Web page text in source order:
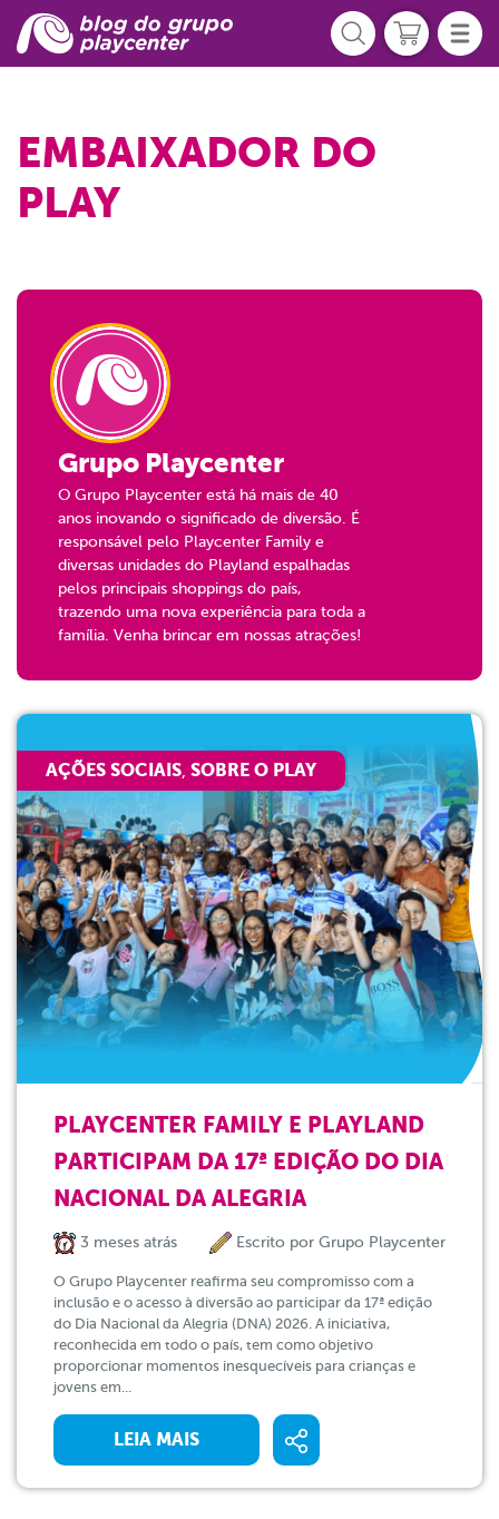
EMBAIXADOR DO
PLAY
Grupo Playcenter
O Grupo Playcenter está há mais de 40
anos inovando o significado de diversão. É
responsável pelo Playcenter Family e
diversas unidades do Playland espalhadas
pelos principais shoppings do país,
trazendo uma nova experiência para toda a
família. Venha brincar em nossas atrações!
AÇÕES SOCIAIS, SOBRE O PLAY
PLAYCENTER FAMILY E PLAYLAND
PARTICIPAM DA 17ª EDIÇÃO DO DIA
NACIONAL DA ALEGRIA
3 meses atrás Escrito por Grupo Playcenter
O Grupo Playcenter reafirma seu compromisso com a
inclusão e o acesso à diversão ao participar da 17ª edição
do Dia Nacional da Alegria (DNA) 2026. A iniciativa,
reconhecida em todo o país, tem como objetivo
proporcionar momentos inesquecíveis para crianças e
jovens em...
LEIA MAIS